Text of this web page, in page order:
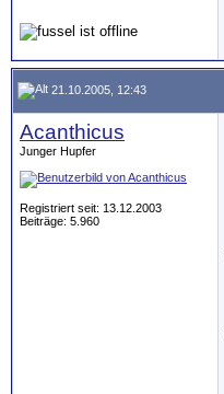
21.10.2005, 12:43
Acanthicus
Junger Hupfer
Registriert seit: 13.12.2003
Beiträge: 5.960